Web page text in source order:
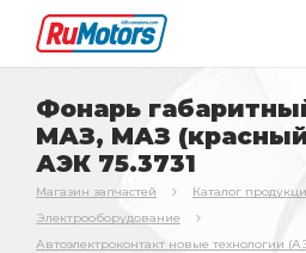
Фонарь
МАЗ, МАЗ (красный
АЭК 75.3731
Магазин запчастей
Каталог
Электрооборудование
Автоэлектроконтакт новые технологии